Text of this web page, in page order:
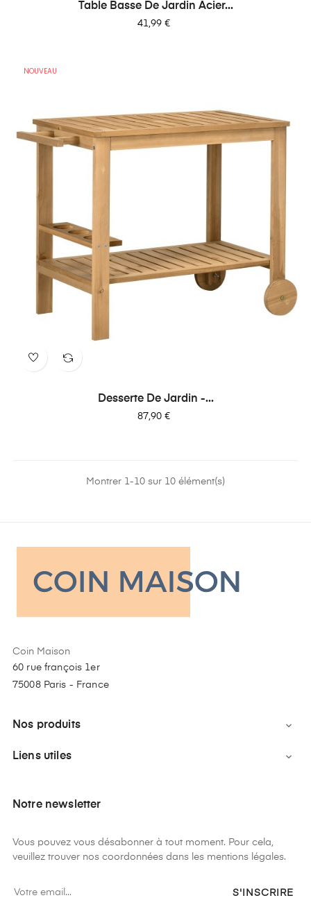
Table Basse De Jardin Acier...
Prix
41,99 €
NOUVEAU
Desserte De Jardin -...
Prix
87,90 €
Montrer 1-10 sur 10 élément(s)
Coin Maison
60 rue françois 1er
75008 Paris - France
Nos produits 
Liens utiles 
Notre newsletter
Vous pouvez vous désabonner à tout moment. Pour cela,
veuillez trouver nos coordonnées dans les mentions légales.
S'INSCRIRE